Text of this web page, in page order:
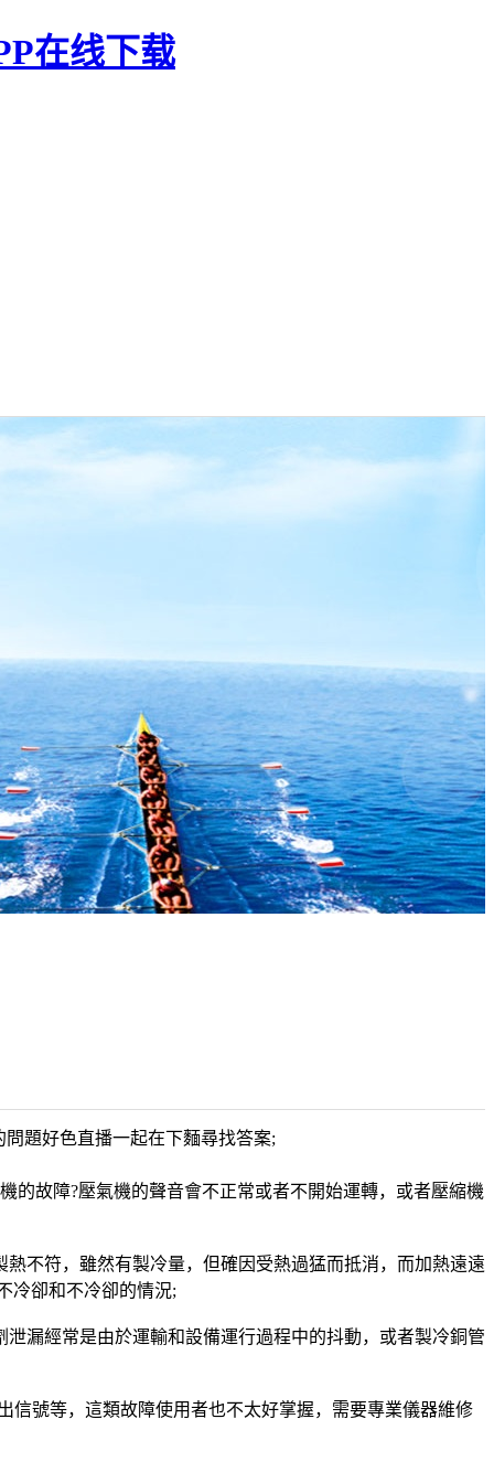
在线下载
題好色直播一起在下麵尋找答案;
故障?壓氣機的聲音會不正常或者不開始運轉，或者壓縮機
不符，雖然有製冷量，但確因受熱過猛而抵消，而加熱遠遠
冷卻和不冷卻的情況;
漏經常是由於運輸和設備運行過程中的抖動，或者製冷銅管
號等，這類故障使用者也不太好掌握，需要專業儀器維修